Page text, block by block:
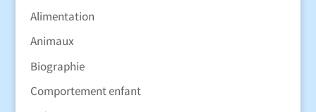
Alimentation
Animaux
Biographie
Comportement enfant